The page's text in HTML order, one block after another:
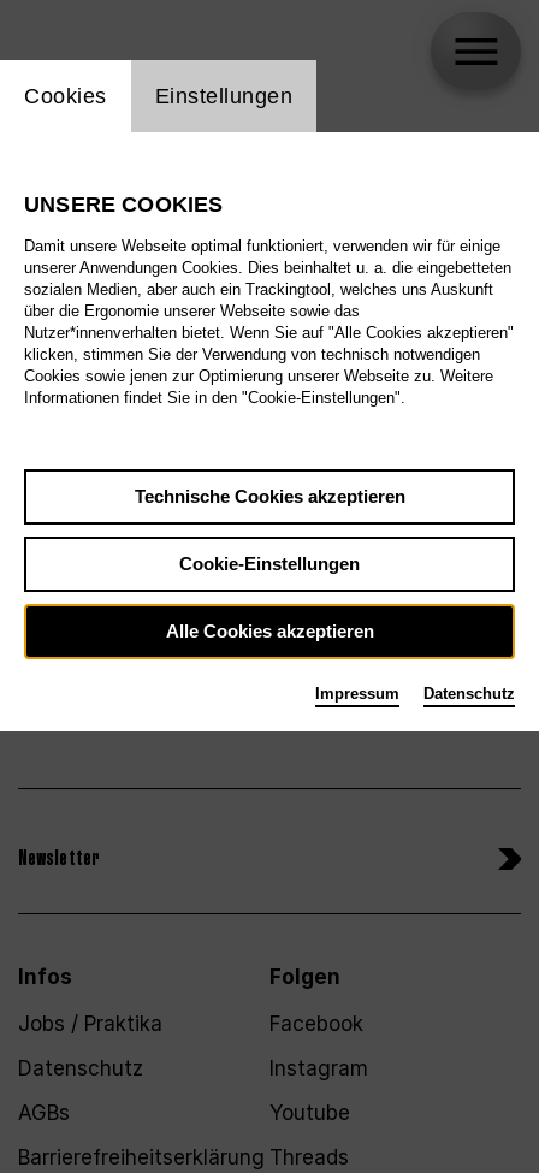
Biographie
Spielplan
The Alonetimes
Mi 14.10.26
Tischlerei
Tickets
Mi 14.10.26
Fr 16.10.26
Newsletter
Infos
Jobs / Praktika
Datenschutz
AGBs
Barrierefreiheitserklärung
Folgen
Facebook
Instagram
Youtube
Threads
Einstellung Website Cookie
Cookies Einstellungen
UNSERE COOKIES
Damit unsere Webseite optimal funktioniert, verwenden wir für einige
unserer Anwendungen Cookies. Dies beinhaltet u. a. die eingebetteten
sozialen Medien, aber auch ein Trackingtool, welches uns Auskunft
über die Ergonomie unserer Webseite sowie das
Nutzer*innenverhalten bietet. Wenn Sie auf "Alle Cookies akzeptieren"
klicken, stimmen Sie der Verwendung von technisch notwendigen
Cookies sowie jenen zur Optimierung unserer Webseite zu. Weitere
Informationen findet Sie in den "Cookie-Einstellungen".
Technische Cookies akzeptieren
Cookie-Einstellungen
Alle Cookies akzeptieren
Impressum Datenschutz